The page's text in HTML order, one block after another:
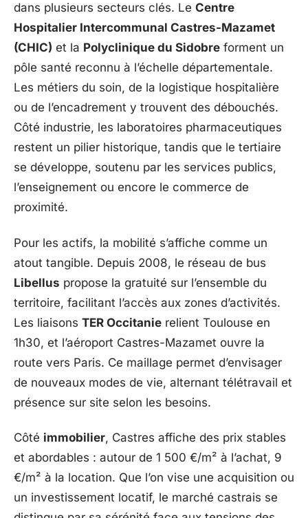
dans plusieurs secteurs clés. Le Centre
Hospitalier Intercommunal Castres-Mazamet
(CHIC) et la Polyclinique du Sidobre forment un
pôle santé reconnu à l’échelle départementale.
Les métiers du soin, de la logistique hospitalière
ou de l’encadrement y trouvent des débouchés.
Côté industrie, les laboratoires pharmaceutiques
restent un pilier historique, tandis que le tertiaire
se développe, soutenu par les services publics,
l’enseignement ou encore le commerce de
proximité.
Pour les actifs, la mobilité s’affiche comme un
atout tangible. Depuis 2008, le réseau de bus
Libellus propose la gratuité sur l’ensemble du
territoire, facilitant l’accès aux zones d’activités.
Les liaisons TER Occitanie relient Toulouse en
1h30, et l’aéroport Castres-Mazamet ouvre la
route vers Paris. Ce maillage permet d’envisager
de nouveaux modes de vie, alternant télétravail et
présence sur site selon les besoins.
Côté immobilier, Castres affiche des prix stables
et abordables : autour de 1 500 €/m² à l’achat, 9
€/m² à la location. Que l’on vise une acquisition ou
un investissement locatif, le marché castrais se